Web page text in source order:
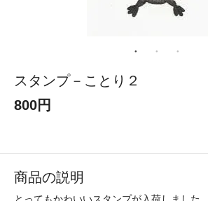
スタンプ－ことり２
800円
商品の説明
とってもかわいいスタンプが入荷しました